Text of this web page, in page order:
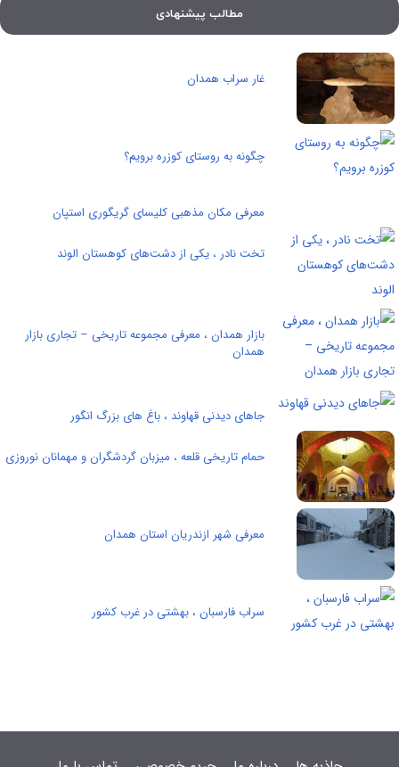
مطالب پیشنهادی
غار سراب همدان
چگونه به روستای کوزره برویم؟
معرفی مکان مذهبی کلیسای گریگوری استپان
تخت نادر ، یکی از دشت‌های کوهستان الوند
بازار همدان ، معرفی مجموعه تاریخی – تجاری بازار
همدان
جاهای دیدنی قهاوند ، باغ های بزرگ انگور
حمام تاریخی قلعه ، میزبان گردشگران و مهمانان نوروزی
معرفی شهر ازندریان استان همدان
سراب فارسبان ، بهشتی در غرب کشور